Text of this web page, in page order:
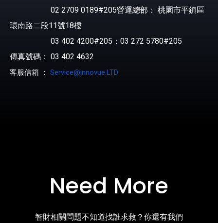
02 2709 0189#205營運總部： 桃園市平鎮區
環南路二段11號18樓
03 402 4200#205；03 272 5780#205
傳真號碼： 03 402 4632
客服信箱 ： Service@innovue.LTD
Need More
智財相關問題不知道找誰求救？你還有我們